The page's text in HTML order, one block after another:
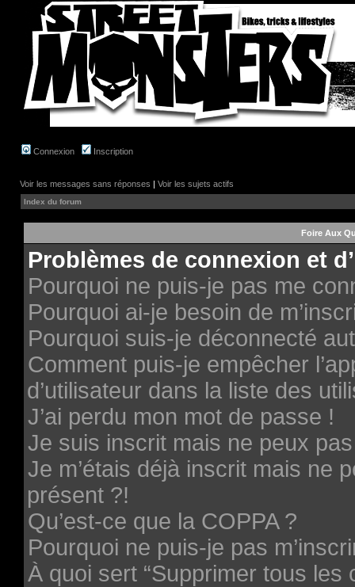
Connexion Inscription
Voir les messages sans réponses | Voir les sujets actifs
Index du forum
Foire Aux
Problèmes de connexion et
Pourquoi ne puis-je pas me
Pourquoi ai-je besoin de
Pourquoi suis-je déconnecté
Comment puis-je empêcher
d’utilisateur dans la liste des
J’ai perdu mon mot de passe !
Je suis inscrit mais ne peux
Je m’étais déjà inscrit mais ne
présent ?!
Qu’est-ce que la COPPA ?
Pourquoi ne puis-je pas
À quoi sert “Supprimer tous les